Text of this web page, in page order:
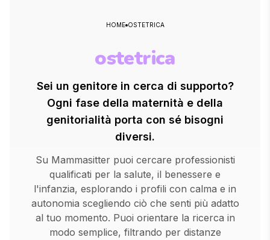
HOME OSTETRICA
ostetrica
Sei un genitore in cerca di supporto?
Ogni fase della maternità e della
genitorialità porta con sé bisogni
diversi.
Su Mammasitter puoi cercare professionisti
qualificati per la salute, il benessere e
l'infanzia, esplorando i profili con calma e in
autonomia scegliendo ciò che senti più adatto
al tuo momento. Puoi orientare la ricerca in
modo semplice, filtrando per distanze